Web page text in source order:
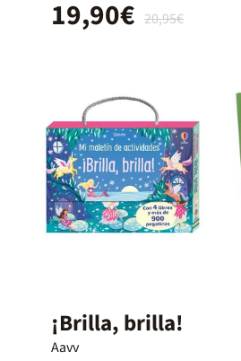
20,95€
19,90€
¡Brilla, brilla!
Aavv